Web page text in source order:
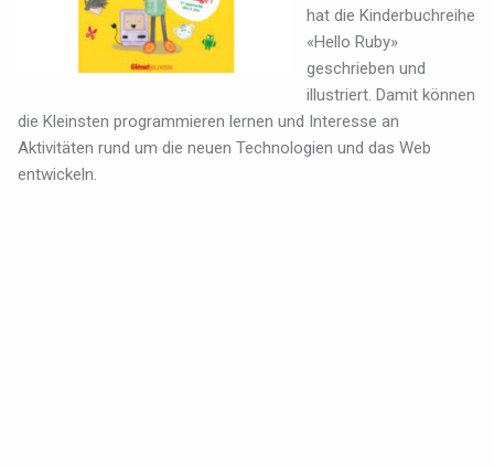
hat die Kinderbuchreihe
«Hello Ruby»
geschrieben und
illustriert. Damit können
die Kleinsten programmieren lernen und Interesse an
Aktivitäten rund um die neuen Technologien und das Web
entwickeln.